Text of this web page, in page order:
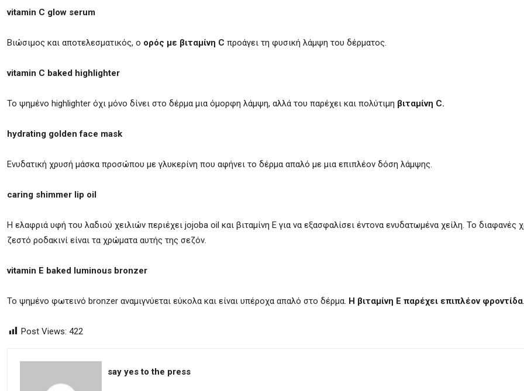
vitamin C glow serum
Βιώσιμος και αποτελεσματικός, ο ορός με βιταμίνη C προάγει τη φυσική λάμψη του δέρματος.
vitamin C baked highlighter
Το ψημένο highlighter όχι μόνο δίνει στο δέρμα μια όμορφη λάμψη, αλλά του παρέχει και πολύτιμη βιταμίνη C.
hydrating golden face mask
Ενυδατική χρυσή μάσκα προσώπου με γλυκερίνη που αφήνει το δέρμα απαλό με μια επιπλέον δόση λάμψης.
caring shimmer lip oil
Η ελαφριά υφή του λαδιού χειλιών περιέχει jojoba oil και βιταμίνη Ε για να εξασφαλίσει έντονα ενυδατωμένα χείλη. Το διαφανές
ζεστό ροδακινί είναι τα χρώματα αυτής της σεζόν.
vitamin E baked luminous bronzer
Το ψημένο φωτεινό bronzer αναμιγνύεται εύκολα και είναι υπέροχα απαλό στο δέρμα. Η βιταμίνη Ε παρέχει επιπλέον φροντίδα.
Post Views: 422
say yes to the press